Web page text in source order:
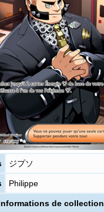
ジプソ
Philippe
de collection